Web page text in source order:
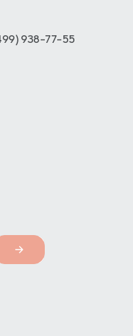
938-77-55